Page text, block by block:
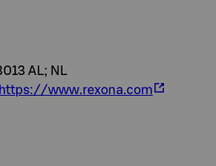
AL; NL
https://www.rexona.com